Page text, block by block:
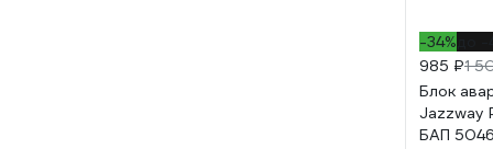
-34%
985 ₽1
Блок
Jazzway
БАП